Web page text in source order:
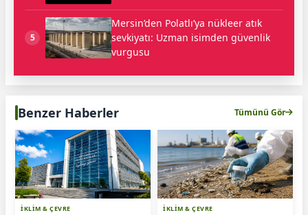
5
Mersin’den Polatlı’ya nükleer atık
sevkiyatı: Uzman isimden güvenlik
vurgusu
Benzer Haberler Tümünü Gör
İKLİM & ÇEVRE İKLİM & ÇEVRE